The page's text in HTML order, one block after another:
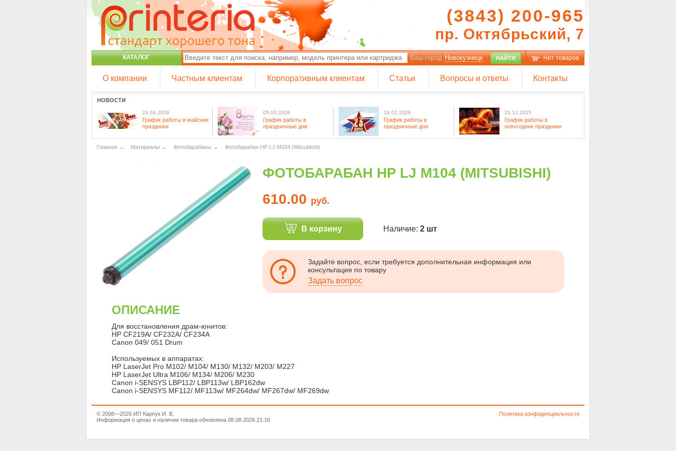
(3843) 200-965
пр. Октябрьский, 7
КАТАЛОГ Ваш город Новокузнецк НАЙТИ Нет товаров
О компании Частным клиентам Корпоративным клиентам Статьи Вопросы и ответы Контакты
НОВОСТИ
24.04.2026
График работы в майские
праздники
05.03.2026
График работы в
праздничные дни
18.02.2026
График работы в
праздничные дни
20.12.2025
График работы в
новогодние праздники
Главная → Материалы → Фотобарабаны → Фотобарабан HP LJ M104 (Mitsubishi)
ФОТОБАРАБАН HP LJ M104 (MITSUBISHI)
610.00 руб.
В корзину Наличие: 2 шт
Задайте вопрос, если требуется дополнительная информация или
консультация по товару
Задать вопрос
ОПИСАНИЕ
Для восстановления драм-юнитов:
HP CF219A/ CF232A/ CF234A
Canon 049/ 051 Drum
Используемых в аппаратах:
HP LaserJet Pro M102/ M104/ M130/ M132/ M203/ M227
HP LaserJet Ultra M106/ M134/ M206/ M230
Canon i-SENSYS LBP112/ LBP113w/ LBP162dw
Canon i-SENSYS MF112/ MF113w/ MF264dw/ MF267dw/ MF269dw
© 2008—2026 ИП Карпук И. В.
Информация о ценах и наличии товара обновлена 08.08.2026 21:16
Политика конфиденциальности